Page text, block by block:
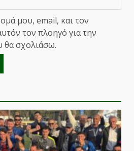
μου, email, και τον
τον πλοηγό για την
θα σχολιάσω.